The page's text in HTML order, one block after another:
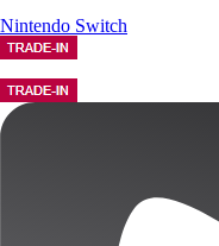
Nintendo Switch